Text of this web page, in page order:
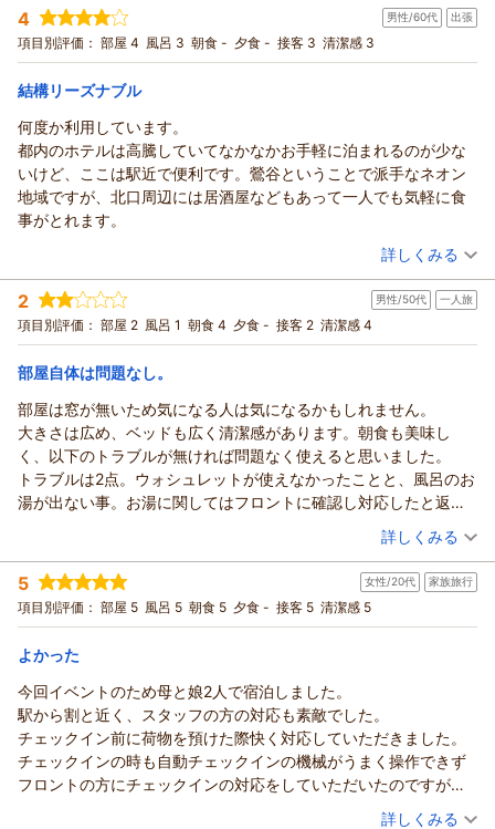
また、立地やコストパフォーマンスについてもご評価いただき
ありがとうございます。
こともございますが、その中で当館の利便性や価値を感じてい
ただけたことを大変光栄に思っております。
今後もより快適にご滞在いただけるホテルを目指して努めてま
いります。
またお近くにお越しの際は、ぜひホテルセレッソをご利用くだ
さいませ。
宿泊プラン： 【早期割30】30日前までのご予約でお得な素泊まりプラン
セミダブル 食事なし
宿泊価格帯： 17,001～18,000円(大人一人あたり/税込)
この度はホテルセレッソをご利用いただき、またご感想をお寄
せいただき誠にありがとうございます。
一方で、朝食のご提供内容につきまして、当館ではブッフェス
タイルにてご提供しております。ご案内に行き違いがあった可
能性も含め、今後より分かりやすいご案内に努めてまいりま
また、駅からの距離につきましてご不便をおかけし申し訳ござ
いません。その中でも快適にご利用いただけるよう、サービス
面での向上に引き続き取り組んでまいります。
貴重なご意見をありがとうございました。またのご利用を心よ
りお待ち申し上げております。
4 男性/60代 出張
項目別評価： 部屋 4 風呂 3 朝食 - 夕食 - 接客 3 清潔感 3
結構リーズナブル
何度か利用しています。
都内のホテルは高騰していてなかなかお手軽に泊まれるのが少な
いけど、ここは駅近で便利です。鶯谷ということで派手なネオン
地域ですが、北口周辺には居酒屋などもあって一人でも気軽に食
事がとれます。
（投稿日：2026/04/08）
宿泊時期： 2026年03月宿泊 (出張)
投稿者： ヒゲオヤジさん
宿泊プラン： 【じゃらんスペシャルウィーク】お得なバリュープラン【素泊
まり】
セミダブル 食事なし
宿泊価格帯： 9,001～10,000円(大人一人あたり/税込)
ホテル セレッソからの返信
この度はホテルセレッソをご利用いただき、また日頃よりご愛
顧いただき誠にありがとうございます。
都内の宿泊料金が高騰する中で、当館の立地や価格面にご満足
いただけているとのお言葉、大変ありがたく拝見いたしまし
た。駅からのアクセスの良さや利便性を感じていただけて何よ
りでございます。
また、鶯谷エリアの特徴につきましてもご理解いただき、北口
周辺でのお食事などもお楽しみいただけたご様子に安心いたし
ました。お一人様でも気軽にご滞在いただける環境づくりを今
後も大切にしてまいります。
て、サービスの向上に努めてまいります。引き続きホテルセレ
ッソをどうぞよろしくお願い申し上げます。スタッフ一同、心
よりお待ちしております。
（返信日：2026/04/22）
詳しくみる
2 男性/50代 一人旅
項目別評価： 部屋 2 風呂 1 朝食 4 夕食 - 接客 2 清潔感 4
部屋自体は問題なし。
部屋は窓が無いため気になる人は気になるかもしれません。
大きさは広め、ベッドも広く清潔感があります。朝食も美味し
く、以下のトラブルが無ければ問題なく使えると思いました。
トラブルは2点。ウォシュレットが使えなかったことと、風呂のお
湯が出ない事。お湯に関してはフロントに確認し対応したと返答
を受けたものの直っておらず、時間もなかったため諦めてそのま
この辺はイレギュラーなので、解決していれば支障なく泊まれる
と思います。
（投稿日：2026/04/07）
宿泊時期： 2026年03月宿泊 (一人旅)
投稿者： 吉田Dさん
宿泊プラン： 【チェックイン17時チェックアウト10時】コスパ重視プラン◇
連泊時清掃なし◇【朝食付き】
セミダブル 朝のみ
宿泊価格帯：
ホテル セレッソからの返信
この度はホテルセレッソをご利用いただき、また詳細なご感想
をお寄せいただき誠にありがとうございます。
お部屋の広さやベッドの快適さ、清潔感、またご朝食につきま
してご満足いただけたとのお言葉を頂戴し、大変嬉しく拝見い
詳しくみる
5 女性/20代 家族旅行
項目別評価： 部屋 5 風呂 5 朝食 5 夕食 - 接客 5 清潔感 5
よかった
今回イベントのため母と娘2人で宿泊しました。
駅から割と近く、スタッフの方の対応も素敵でした。
チェックイン前に荷物を預けた際快く対応していただきました。
チェックインの時も自動チェックインの機械がうまく操作できず
フロントの方にチェックインの対応をしていただいたのですが、
（投稿日：2026/04/02）
詳しくみる